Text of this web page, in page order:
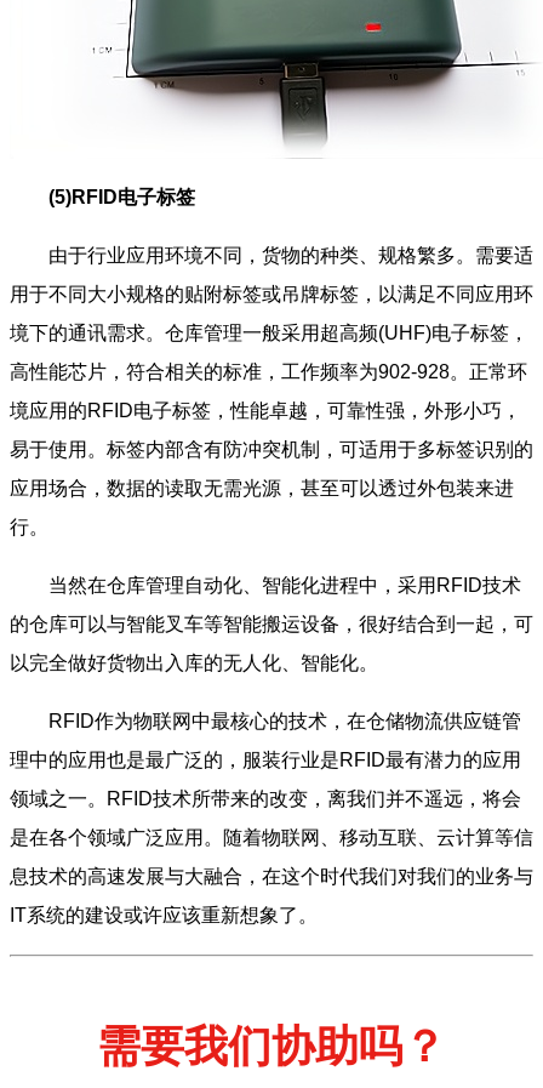
(5)RFID电子标签
由于行业应用环境不同，货物的种类、规格繁多。需要适
用于不同大小规格的贴附标签或吊牌标签，以满足不同应用环
境下的通讯需求。仓库管理一般采用超高频(UHF)电子标签，
高性能芯片，符合相关的标准，工作频率为902-928。正常环
境应用的RFID电子标签，性能卓越，可靠性强，外形小巧，
易于使用。标签内部含有防冲突机制，可适用于多标签识别的
应用场合，数据的读取无需光源，甚至可以透过外包装来进
行。
当然在仓库管理自动化、智能化进程中，采用RFID技术
的仓库可以与智能叉车等智能搬运设备，很好结合到一起，可
以完全做好货物出入库的无人化、智能化。
RFID作为物联网中最核心的技术，在仓储物流供应链管
理中的应用也是最广泛的，服装行业是RFID最有潜力的应用
领域之一。RFID技术所带来的改变，离我们并不遥远，将会
是在各个领域广泛应用。随着物联网、移动互联、云计算等信
息技术的高速发展与大融合，在这个时代我们对我们的业务与
IT系统的建设或许应该重新想象了。
需要我们协助吗？